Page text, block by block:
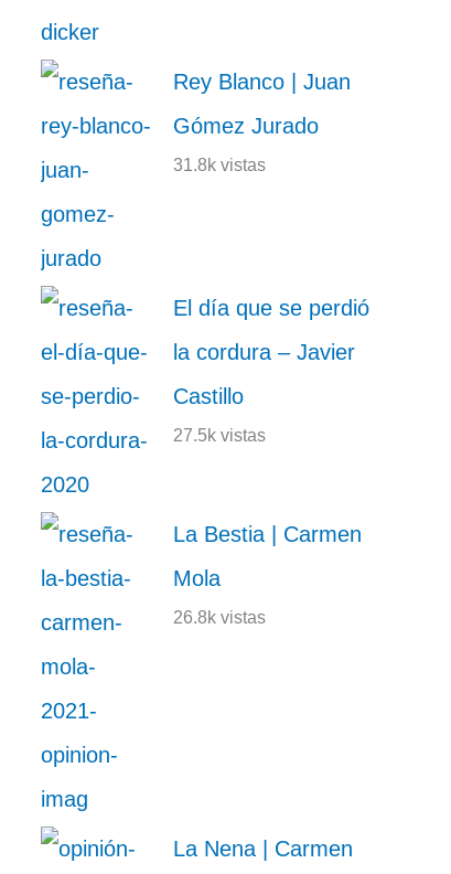
Rey Blanco | Juan
Gómez Jurado
31.8k vistas
El día que se perdió
la cordura – Javier
Castillo
27.5k vistas
La Bestia | Carmen
Mola
26.8k vistas
La Nena | Carmen